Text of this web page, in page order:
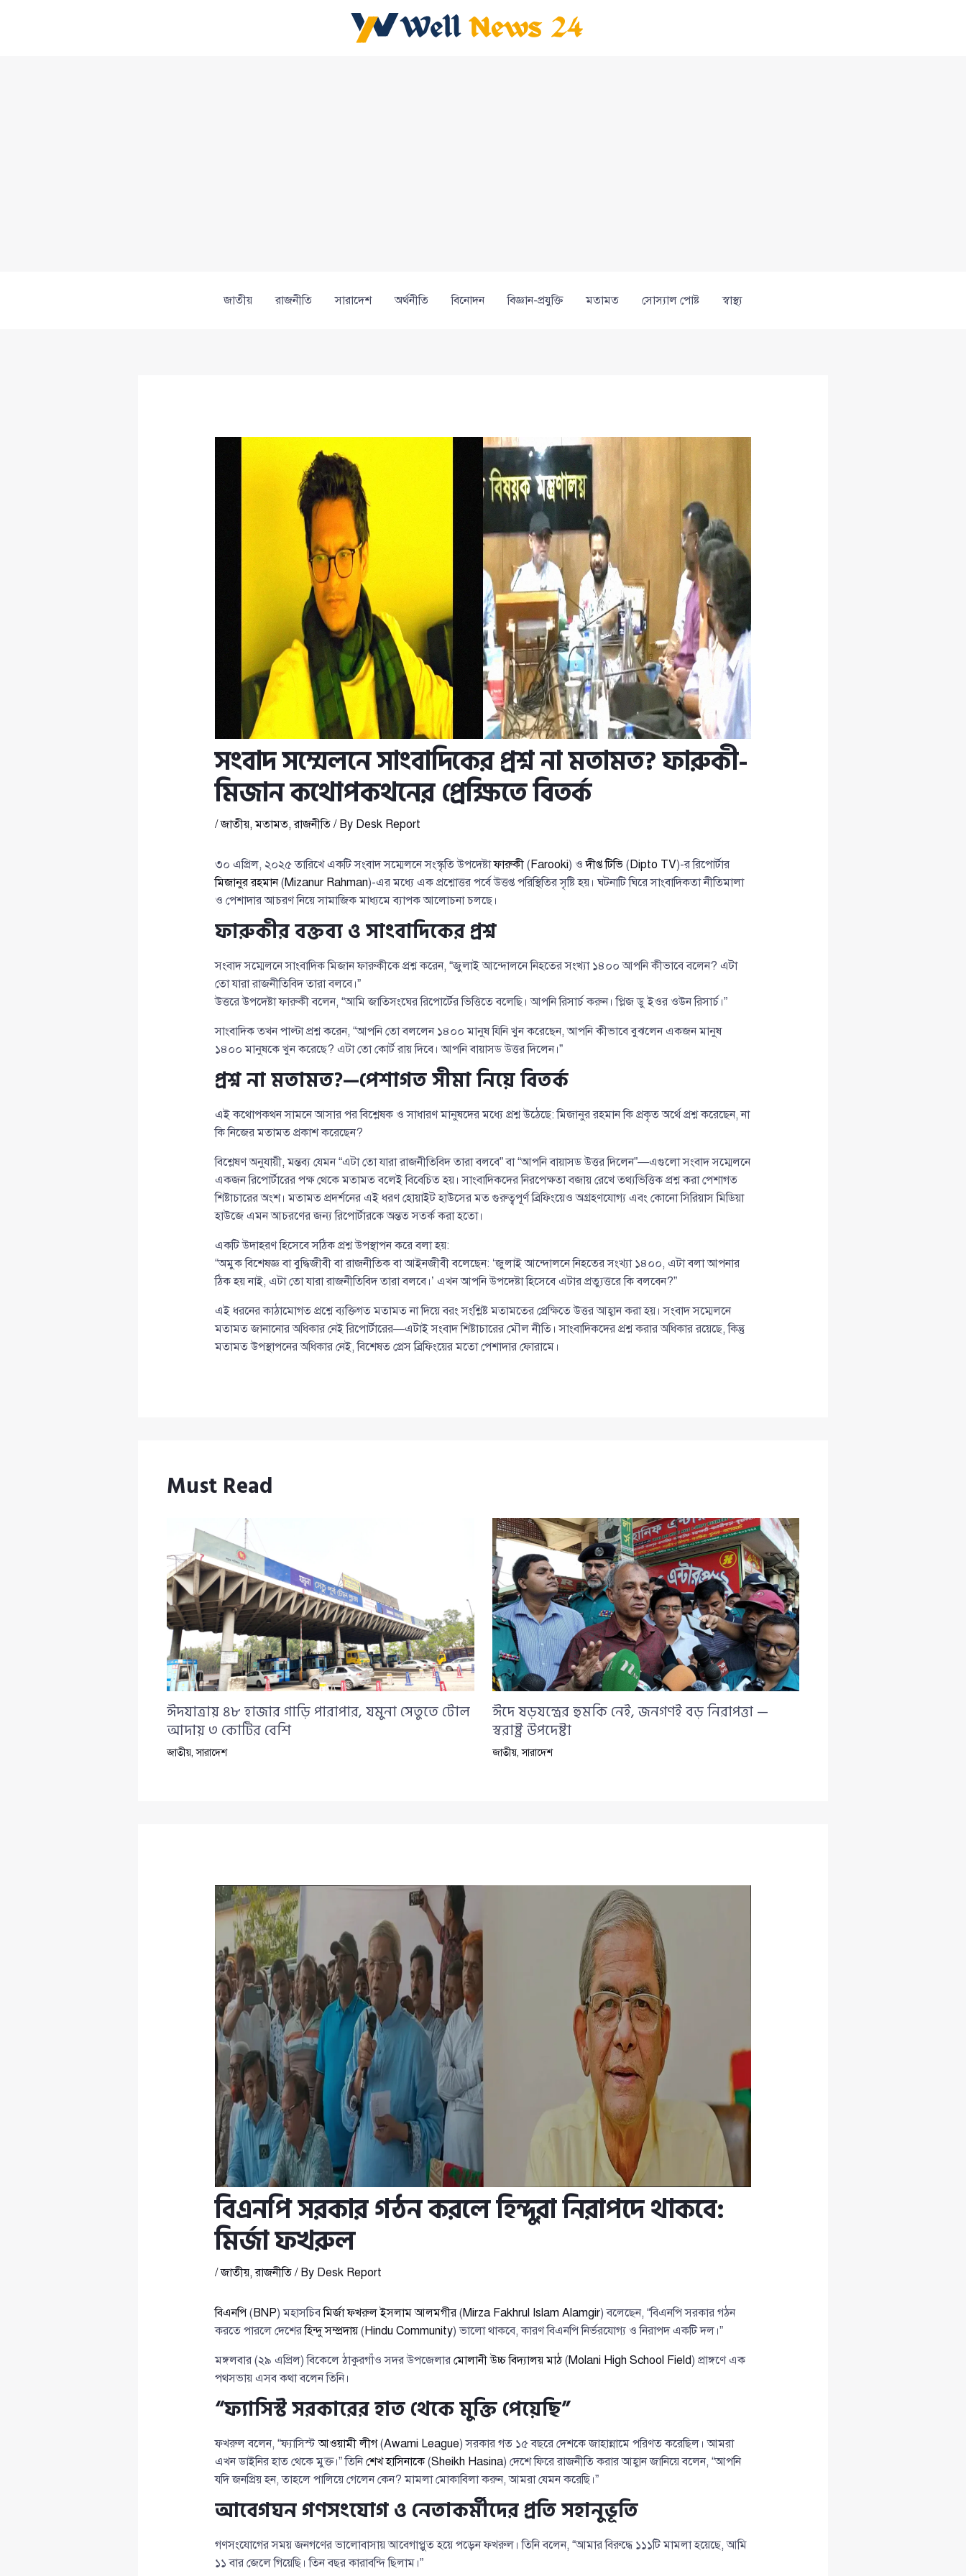
জাতীয় রাজনীতি সারাদেশ অর্থনীতি বিনোদন বিজ্ঞান-প্রযুক্তি মতামত সোস্যাল পোষ্ট স্বাস্থ্য
সংবাদ সম্মেলনে সাংবাদিকের প্রশ্ন না মতামত? ফারুকী-
মিজান কথোপকথনের প্রেক্ষিতে বিতর্ক
/জাতীয়,মতামত,রাজনীতি/ By Desk Report
৩০ এপ্রিল, ২০২৫ তারিখে একটি সংবাদ সম্মেলনে সংস্কৃতি উপদেষ্টাফারুকী(Farooki) ওদীপ্ত টিভি (Dipto TV)-র রিপোর্টার
মিজানুর রহমান(Mizanur Rahman)-এর মধ্যে এক প্রশ্নোত্তর পর্বে উত্তপ্ত পরিস্থিতির সৃষ্টি হয়। ঘটনাটি ঘিরে সাংবাদিকতা নীতিমালা
ও পেশাদার আচরণ নিয়ে সামাজিক মাধ্যমে ব্যাপক আলোচনা চলছে।
ফারুকীর বক্তব্য ও সাংবাদিকের প্রশ্ন
সংবাদ সম্মেলনে সাংবাদিক মিজান ফারুকীকে প্রশ্ন করেন, “জুলাই আন্দোলনে নিহতের সংখ্যা ১৪০০ আপনি কীভাবে বলেন? এটা
তো যারা রাজনীতিবিদ তারা বলবে।”
উত্তরে উপদেষ্টা ফারুকী বলেন, “আমি জাতিসংঘের রিপোর্টের ভিত্তিতে বলেছি। আপনি রিসার্চ করুন। প্লিজ ডু ইওর ওউন রিসার্চ।”
সাংবাদিক তখন পাল্টা প্রশ্ন করেন, “আপনি তো বললেন ১৪০০ মানুষ যিনি খুন করেছেন, আপনি কীভাবে বুঝলেন একজন মানুষ
১৪০০ মানুষকে খুন করেছে? এটা তো কোর্ট রায় দিবে। আপনি বায়াসড উত্তর দিলেন।”
প্রশ্ন না মতামত?—পেশাগত সীমা নিয়ে বিতর্ক
এই কথোপকথন সামনে আসার পর বিশ্লেষক ও সাধারণ মানুষদের মধ্যে প্রশ্ন উঠেছে: মিজানুর রহমান কি প্রকৃত অর্থে প্রশ্ন করেছেন, না
কি নিজের মতামত প্রকাশ করেছেন?
বিশ্লেষণ অনুযায়ী, মন্তব্য যেমন “এটা তো যারা রাজনীতিবিদ তারা বলবে” বা “আপনি বায়াসড উত্তর দিলেন”—এগুলো সংবাদ সম্মেলনে
একজন রিপোর্টারের পক্ষ থেকে মতামত বলেই বিবেচিত হয়। সাংবাদিকদের নিরপেক্ষতা বজায় রেখে তথ্যভিত্তিক প্রশ্ন করা পেশাগত
শিষ্টাচারের অংশ। মতামত প্রদর্শনের এই ধরণ হোয়াইট হাউসের মত গুরুত্বপূর্ণ ব্রিফিংয়েও অগ্রহণযোগ্য এবং কোনো সিরিয়াস মিডিয়া
হাউজে এমন আচরণের জন্য রিপোর্টারকে অন্তত সতর্ক করা হতো।
একটি উদাহরণ হিসেবে সঠিক প্রশ্ন উপস্থাপন করে বলা হয়:
“অমুক বিশেষজ্ঞ বা বুদ্ধিজীবী বা রাজনীতিক বা আইনজীবী বলেছেন: ‘জুলাই আন্দোলনে নিহতের সংখ্যা ১৪০০, এটা বলা আপনার
ঠিক হয় নাই, এটা তো যারা রাজনীতিবিদ তারা বলবে।’ এখন আপনি উপদেষ্টা হিসেবে এটার প্রত্যুত্তরে কি বলবেন?”
এই ধরনের কাঠামোগত প্রশ্নে ব্যক্তিগত মতামত না দিয়ে বরং সংশ্লিষ্ট মতামতের প্রেক্ষিতে উত্তর আহ্বান করা হয়। সংবাদ সম্মেলনে
মতামত জানানোর অধিকার নেই রিপোর্টারের—এটাই সংবাদ শিষ্টাচারের মৌল নীতি। সাংবাদিকদের প্রশ্ন করার অধিকার রয়েছে, কিন্তু
মতামত উপস্থাপনের অধিকার নেই, বিশেষত প্রেস ব্রিফিংয়ের মতো পেশাদার ফোরামে।
Must Read
ঈদযাত্রায় ৪৮ হাজার গাড়ি পারাপার, যমুনা সেতুতে টোল
আদায় ৩ কোটির বেশি
জাতীয়,সারাদেশ
ঈদে ষড়যন্ত্রের হুমকি নেই, জনগণই বড় নিরাপত্তা —
স্বরাষ্ট্র উপদেষ্টা
জাতীয়,সারাদেশ
বিএনপি সরকার গঠন করলে হিন্দুরা নিরাপদে থাকবে:
মির্জা ফখরুল
/জাতীয়,রাজনীতি/ By Desk Report
বিএনপি(BNP) মহাসচিবমির্জা ফখরুল ইসলাম আলমগীর(Mirza Fakhrul Islam Alamgir) বলেছেন, “বিএনপি সরকার গঠন
করতে পারলে দেশেরহিন্দু সম্প্রদায়(Hindu Community) ভালো থাকবে, কারণ বিএনপি নির্ভরযোগ্য ও নিরাপদ একটি দল।”
মঙ্গলবার (২৯ এপ্রিল) বিকেলে ঠাকুরগাঁও সদর উপজেলার মোলানী উচ্চ বিদ্যালয় মাঠ(Molani High School Field) প্রাঙ্গণে এক
পথসভায় এসব কথা বলেন তিনি।
“ফ্যাসিস্ট সরকারের হাত থেকে মুক্তি পেয়েছি”
ফখরুল বলেন, “ফ্যাসিস্টআওয়ামী লীগ(Awami League) সরকার গত ১৫ বছরে দেশকে জাহান্নামে পরিণত করেছিল। আমরা
এখন ডাইনির হাত থেকে মুক্ত।” তিনিশেখ হাসিনাকে(Sheikh Hasina) দেশে ফিরে রাজনীতি করার আহ্বান জানিয়ে বলেন, “আপনি
যদি জনপ্রিয় হন, তাহলে পালিয়ে গেলেন কেন? মামলা মোকাবিলা করুন, আমরা যেমন করেছি।”
আবেগঘন গণসংযোগ ও নেতাকর্মীদের প্রতি সহানুভূতি
গণসংযোগের সময় জনগণের ভালোবাসায় আবেগাপ্লুত হয়ে পড়েন ফখরুল। তিনি বলেন, “আমার বিরুদ্ধে ১১১টি মামলা হয়েছে, আমি
১১ বার জেলে গিয়েছি। তিন বছর কারাবন্দি ছিলাম।”